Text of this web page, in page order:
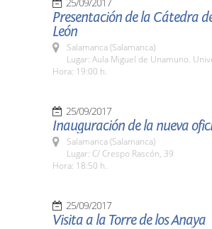
Presentación de la Cátedra
León
Salamanca (Salamanca)
Lugar: Aula Miguel de Unamuno.
Hora: 19:00 h.
25/09/2017
Inauguración de la nueva
Salamanca (Salamanca)
Lugar: C/ Crespo Rascón, 39
Hora: 18:50 h.
25/09/2017
Visita a la Torre de los Anaya